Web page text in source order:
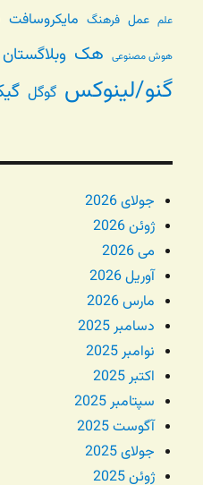
علم عمل فرهنگ مایکروسافت
هوش مصنوعی هک وبلاگستان
گنو/لینوکس گوگل
جولای 2026
ژوئن 2026
می 2026
آوریل 2026
مارس 2026
دسامبر 2025
نوامبر 2025
اکتبر 2025
سپتامبر 2025
آگوست 2025
جولای 2025
ژوئن 2025